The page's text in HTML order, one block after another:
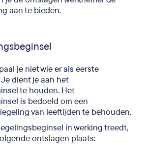
aan te bieden.
je niet wie er als eerste
dient je aan het
te houden. Het
is bedoeld om een
van leeftijden te behouden.
in werking treedt,
ontslagen plaats: